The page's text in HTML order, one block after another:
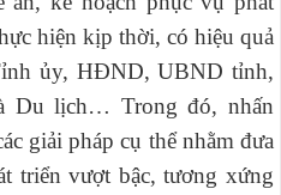
hiện kịp thời, có hiệu quả
ủy, HĐND, UBND tỉnh,
Du lịch… Trong đó, nhấn
giải pháp cụ thể nhằm đưa
triển vượt bậc, tương xứng